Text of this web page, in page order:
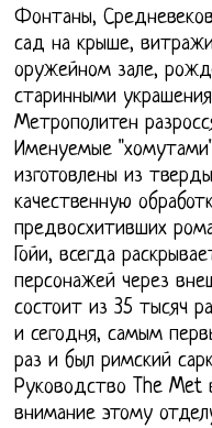
Фонтаны,
сад на крыше,
оружейном зале,
старинными
Метрополитен
Именуемые
изготовлены из
качественную
предвосхитивших
Гойи, всегда
персонажей через
состоит из 35 тысяч
и сегодня, самым
раз и был римский
Руководство The Met
внимание этому